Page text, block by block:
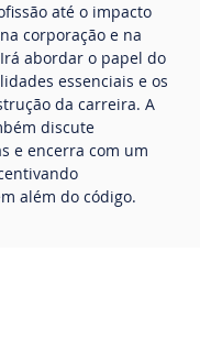
até o impacto
corporação e na
abordar o papel do
essenciais e os
da carreira. A
discute
e encerra com um
além do código.